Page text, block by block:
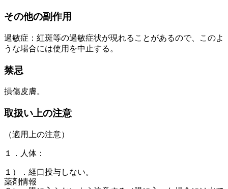
その他の副作用
過敏症：紅斑等の過敏症状が現れることがあるので、このよ
うな場合には使用を中止する。
禁忌
損傷皮膚。
取扱い上の注意
（適用上の注意）
１．人体：
１）．経口投与しない。
薬剤情報